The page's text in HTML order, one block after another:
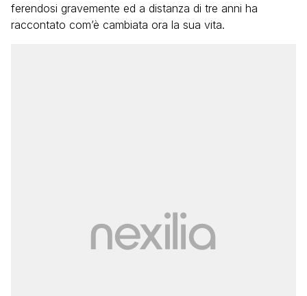
ferendosi gravemente ed a distanza di tre anni ha
raccontato com’è cambiata ora la sua vita.